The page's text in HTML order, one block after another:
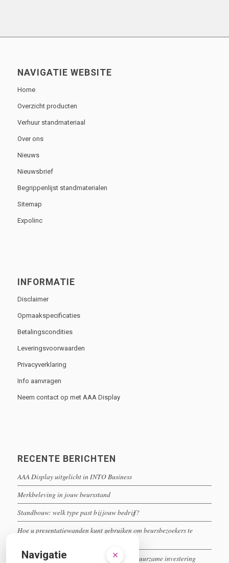
optie. Altijd fijne
NAVIGATIE WEBSITE
Home
Overzicht producten
Verhuur standmateriaal
Over ons
Nieuws
Nieuwsbrief
Begrippenlijst standmaterialen
Sitemap
Expolinc
INFORMATIE
Disclaimer
Opmaakspecificaties
Betalingscondities
Leveringsvoorwaarden
Privacyverklaring
Info aanvragen
Neem contact op met AAA Display
RECENTE BERICHTEN
AAA Display uitgelicht in INTO Business
Merkbeleving in jouw beursstand
Standbouw: welk type past bij jouw bedrijf?
Hoe u presentatiewanden kunt gebruiken om beursbezoekers te
Herbruikbare beursstands: een slimme en duurzame investering
Navigatie